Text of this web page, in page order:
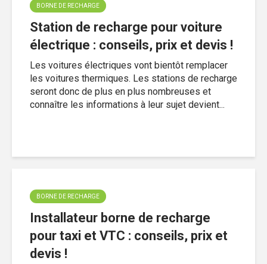
BORNE DE RECHARGE
Station de recharge pour voiture
électrique : conseils, prix et devis !
Les voitures électriques vont bientôt remplacer
les voitures thermiques. Les stations de recharge
seront donc de plus en plus nombreuses et
connaître les informations à leur sujet devient...
BORNE DE RECHARGE
Installateur borne de recharge
pour taxi et VTC : conseils, prix et
devis !